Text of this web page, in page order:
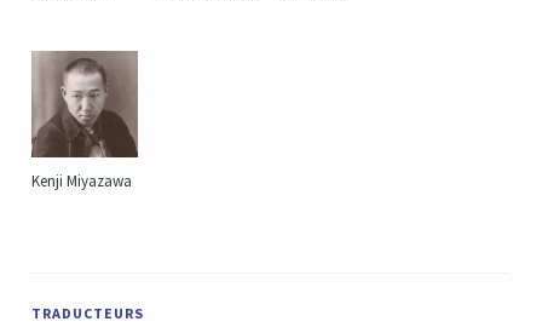
Kenji Miyazawa
TRADUCTEURS